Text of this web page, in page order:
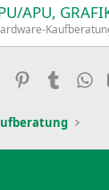
APU,
Reddit PinterestTumblr